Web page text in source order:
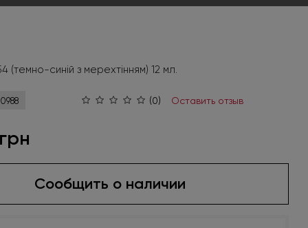
(темно-синій з мерехтінням) 12 мл.
(0) Оставить отзыв
Сообщить о наличии